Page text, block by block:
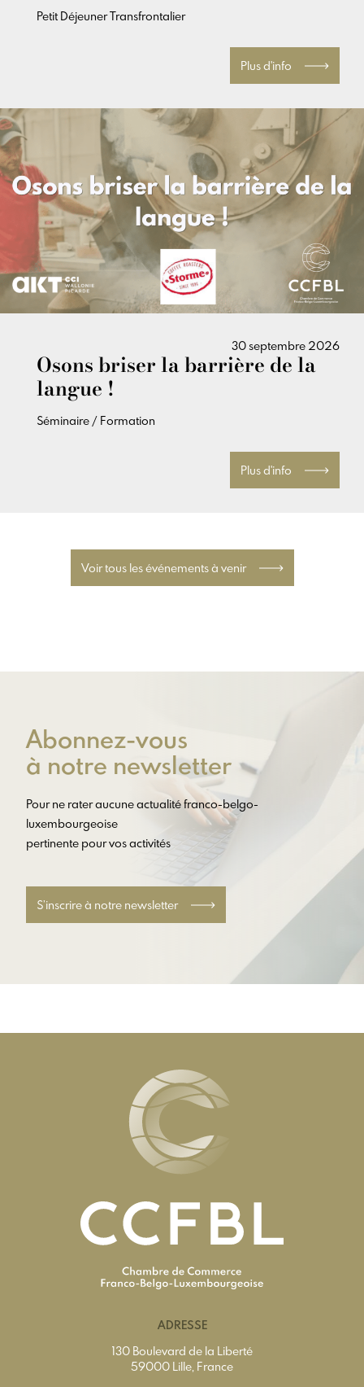
Petit Déjeuner Transfrontalier
Plus d'info
30 septembre 2026
Osons briser la barrière de la
langue !
Séminaire / Formation
Plus d'info
Voir tous les événements à venir
Abonnez-vous
à notre newsletter
Pour ne rater aucune actualité franco-belgo-
luxembourgeoise
pertinente pour vos activités
S’inscrire à notre newsletter
ADRESSE
130 Boulevard de la Liberté
59000 Lille, France